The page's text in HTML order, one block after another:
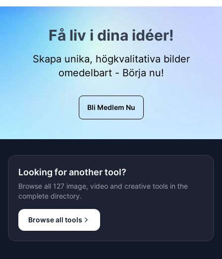
Få liv i dina idéer!
Skapa unika, högkvalitativa bilder
omedelbart - Börja nu!
Bli Medlem Nu
Looking for another tool?
Browse all 127 image, video and creative tools in the
complete directory.
Browse all tools